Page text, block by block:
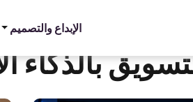
الإبداع والتصميم
الاصطناعي
بالذكاء